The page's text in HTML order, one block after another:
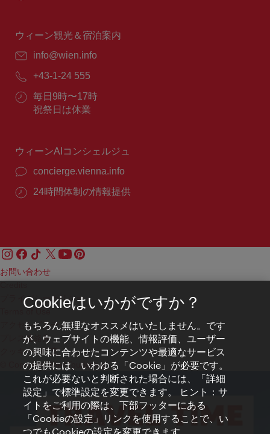
間：
ウィーン観光＆宿泊案内
E
ー
ル：
info@wien.info
電
番
号：
+43-1-24 555
営
業
毎日9時〜17時
祝祭日は休業
ウィーンAIコンシェルジュ
concierge.vienna.info
24時間体制の情報提供
お問い合わせ
プライバシーポリシー
アクセシビリティ
プレス連絡先
クッキーの設定
© Copyright WienTourismus
Cookieはいかがですか？
もちろん無理なオススメはいたしません。です
が、ウェブサイトの機能、情報評価、ユーザー
の興味に合わせたコンテンツや最適なサービス
の提供には、いわゆる「Cookie」が必要です。
これが必要ないと判断された場合には、「詳細
設定」で標準設定を変更できます。 ヒント：サ
イトをご利用の際は、下部フッターにある
「Cookieの設定」リンクを使用することで、い
つでもCookieの設定を変更できます。